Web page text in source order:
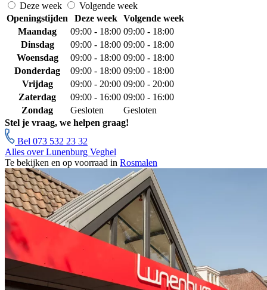
Deze week
Volgende week
Openingstijden
Deze week
Volgende week
Maandag
09:00 - 18:00 09:00 - 18:00
Dinsdag
09:00 - 18:00 09:00 - 18:00
Woensdag
09:00 - 18:00 09:00 - 18:00
Donderdag
09:00 - 18:00 09:00 - 18:00
Vrijdag
09:00 - 20:00 09:00 - 20:00
Zaterdag
09:00 - 16:00 09:00 - 16:00
Zondag
Gesloten
Gesloten
Stel je vraag, we helpen graag!
Bel 073 532 23 32
Alles over Lunenburg Veghel
Te bekijken en op voorraad in Rosmalen